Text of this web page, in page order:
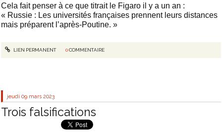
Cela fait penser à ce que titrait le Figaro il y a un an :
« Russie : Les universités françaises prennent leurs distances
mais préparent l’après-Poutine. »
LIEN PERMANENT 0COMMENTAIRE
jeudi 09 mars 2023
Trois falsifications